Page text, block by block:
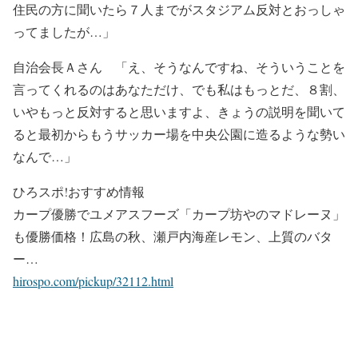
住民の方に聞いたら７人までがスタジアム反対とおっしゃ
ってましたが…」
自治会長Ａさん 「え、そうなんですね、そういうことを
言ってくれるのはあなただけ、でも私はもっとだ、８割、
いやもっと反対すると思いますよ、きょうの説明を聞いて
ると最初からもうサッカー場を中央公園に造るような勢い
なんで…」
ひろスポ!おすすめ情報
カープ優勝でユメアスフーズ「カープ坊やのマドレーヌ」
も優勝価格！広島の秋、瀬戸内海産レモン、上質のバタ
ー…
hirospo.com/pickup/32112.html